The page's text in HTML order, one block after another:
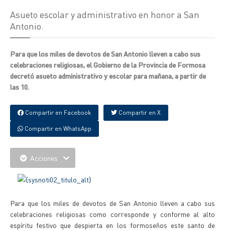
Asueto escolar y administrativo en honor a San
Antonio.
Para que los miles de devotos de San Antonio lleven a cabo sus
celebraciones religiosas, el Gobierno de la Provincia de Formosa
decretó asueto administrativo y escolar para mañana, a partir de
las 10.
Compartir en Facebook Compartir en X
Compartir en WhatsApp
Acciones
Para que los miles de devotos de San Antonio lleven a cabo sus
celebraciones religiosas como corresponde y conforme al alto
espíritu festivo que despierta en los formoseños este santo de